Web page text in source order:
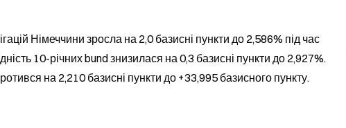
Німеччини зросла на 2,0 базисні пункти до 2,586% під час
10-річних bund знизилася на 0,3 базисні пункти до 2,927%.
на 2,210 базисні пункти до +33,995 базисного пункту.